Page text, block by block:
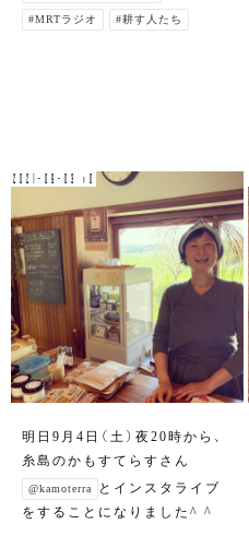
#MRTラジオ #耕す人たち
2021-09-03 v0
明日9月4日（土）夜20時から、
糸島のかもすてらすさん
@kamoterra
とインスタライブ
をすることになりました^ ^